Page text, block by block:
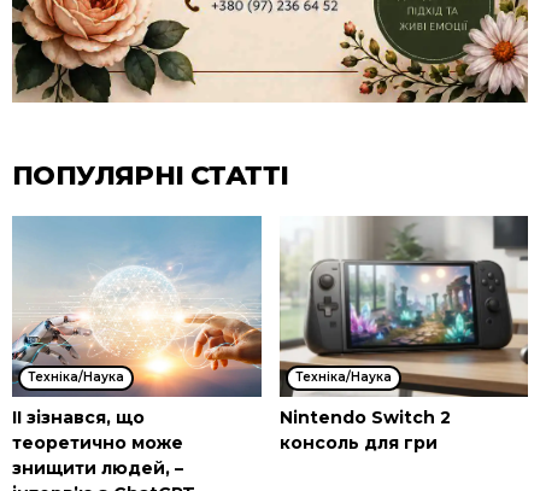
ПОПУЛЯРНІ СТАТТІ
Техніка/Наука
ІІ зізнався, що
теоретично може
знищити людей, –
Техніка/Наука
Nintendo Switch 2
консоль для гри